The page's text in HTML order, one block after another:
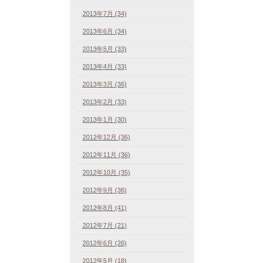
2013年7月 (34)
2013年6月 (34)
2013年5月 (33)
2013年4月 (33)
2013年3月 (36)
2013年2月 (33)
2013年1月 (30)
2012年12月 (36)
2012年11月 (36)
2012年10月 (35)
2012年9月 (36)
2012年8月 (41)
2012年7月 (21)
2012年6月 (26)
2012年5月 (18)